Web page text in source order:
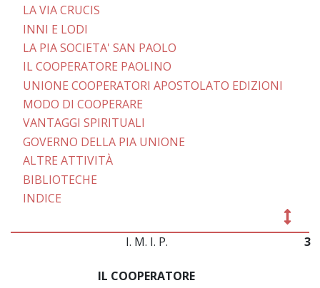
LA VIA CRUCIS
INNI E LODI
LA PIA SOCIETA' SAN PAOLO
IL COOPERATORE PAOLINO
UNIONE COOPERATORI APOSTOLATO EDIZIONI
MODO DI COOPERARE
VANTAGGI SPIRITUALI
GOVERNO DELLA PIA UNIONE
ALTRE ATTIVITÀ
BIBLIOTECHE
INDICE
I. M. I. P.
IL COOPERATORE
3